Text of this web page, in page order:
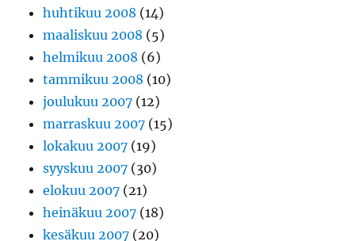
huhtikuu 2008 (14)
maaliskuu 2008 (5)
helmikuu 2008 (6)
tammikuu 2008 (10)
joulukuu 2007 (12)
marraskuu 2007 (15)
lokakuu 2007 (19)
syyskuu 2007 (30)
elokuu 2007 (21)
heinäkuu 2007 (18)
kesäkuu 2007 (20)